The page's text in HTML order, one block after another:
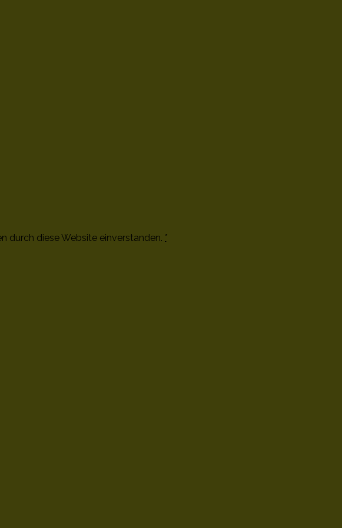
durch diese Website einverstanden. *